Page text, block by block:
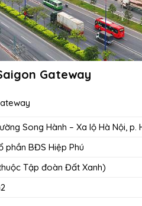
Gateway
Song Hành – Xa lộ Hà Nội, p.
phần BĐS Hiệp Phú
Tập đoàn Đất Xanh)